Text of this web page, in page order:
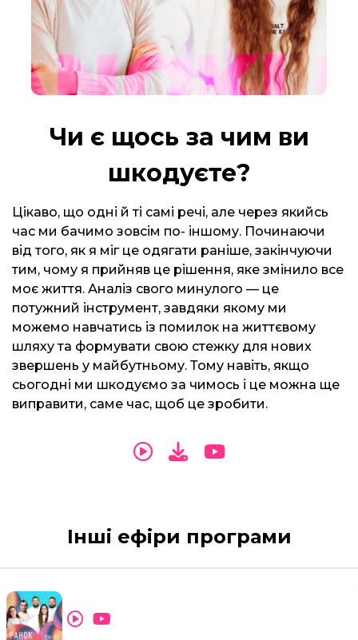
Чи є щось за чим ви
шкодуєте?
Цікаво, що одні й ті самі речі, але через якийсь
час ми бачимо зовсім по- іншому. Починаючи
від того, як я міг це одягати раніше, закінчуючи
тим, чому я прийняв це рішення, яке змінило все
моє життя. Аналіз свого минулого — це
потужний інструмент, завдяки якому ми
можемо навчатись із помилок на життєвому
шляху та формувати свою стежку для нових
звершень у майбутньому. Тому навіть, якщо
сьогодні ми шкодуємо за чимось і це можна ще
виправити, саме час, щоб це зробити.
Інші ефіри програми